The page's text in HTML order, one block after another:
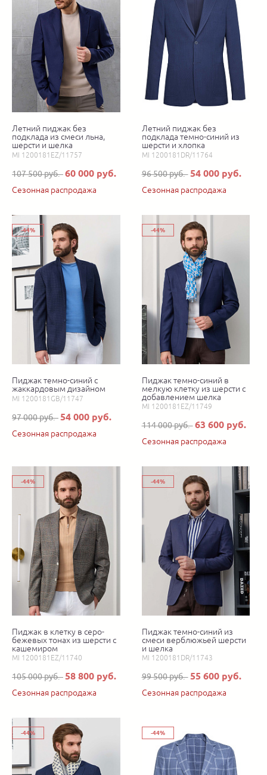
Летний пиджак без
подклада из смеси льна,
шерсти и шелка
MI 1200181EZ/11757
107 500 руб.60 000 руб.
Сезонная распродажа
Летний пиджак без
подклада темно-синий из
шерсти и хлопка
MI 1200181DR/11764
96 500 руб. 54 000 руб.
Сезонная распродажа
-44%
Пиджак темно-синий с
жаккардовым дизайном
MI 1200181GB/11747
97 000 руб. 54 000 руб.
Сезонная распродажа
-44%
Пиджак темно-синий в
мелкую клетку из шерсти с
добавлением шелка
MI 1200181EZ/11749
114 000 руб. 63 600 руб.
Сезонная распродажа
-44%
Пиджак в клетку в серо-
бежевых тонах из шерсти с
кашемиром
MI 1200181EZ/11740
105 000 руб.58 800 руб.
Сезонная распродажа
-44%
Пиджак темно-синий из
смеси верблюжьей шерсти
и шелка
MI 1200181DR/11743
99 500 руб. 55 600 руб.
Сезонная распродажа
-44% -44%